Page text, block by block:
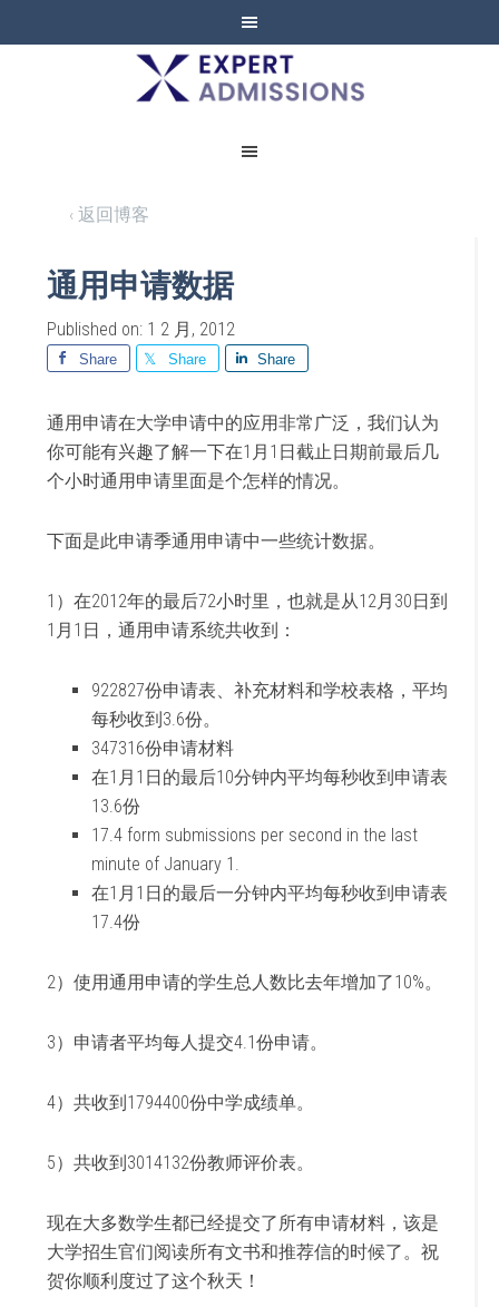
EXPERT
ADMISSIONS
‹ 返回博客
通用申请数据
Published on: 1 2 月, 2012
Share Share Share
通用申请在大学申请中的应用非常广泛，我们认为
你可能有兴趣了解一下在1月1日截止日期前最后几
个小时通用申请里面是个怎样的情况。
下面是此申请季通用申请中一些统计数据。
1）在2012年的最后72小时里，也就是从12月30日到
1月1日，通用申请系统共收到：
922827份申请表、补充材料和学校表格，平均
每秒收到3.6份。
347316份申请材料
在1月1日的最后10分钟内平均每秒收到申请表
13.6份
17.4 form submissions per second in the last
minute of January 1.
在1月1日的最后一分钟内平均每秒收到申请表
17.4份
2）使用通用申请的学生总人数比去年增加了10%。
3）申请者平均每人提交4.1份申请。
4）共收到1794400份中学成绩单。
5）共收到3014132份教师评价表。
现在大多数学生都已经提交了所有申请材料，该是
大学招生官们阅读所有文书和推荐信的时候了。祝
贺你顺利度过了这个秋天！